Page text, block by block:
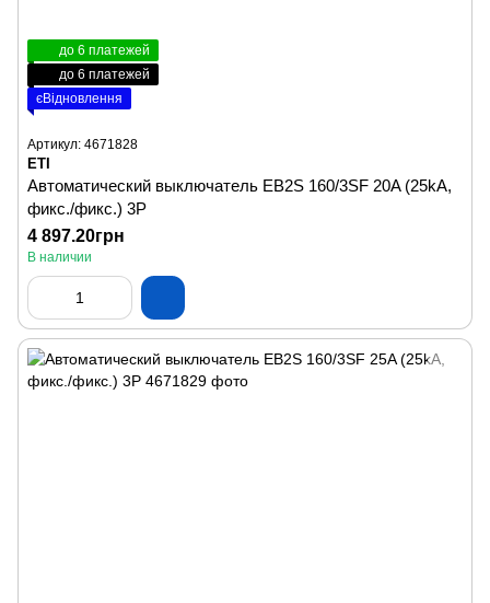
до 6 платежей
до 6 платежей
єВідновлення
Артикул: 4671828
ETI
Автоматический выключатель EB2S 160/3SF 20A (25kA,
фикс./фикс.) 3P
4 897.20грн
В наличии